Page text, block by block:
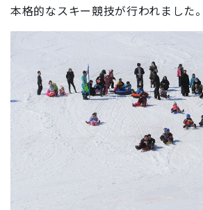
本格的なスキー競技が行われました。